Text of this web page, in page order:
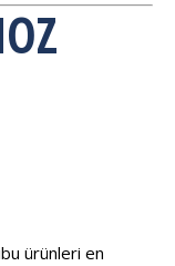
ürünleri en